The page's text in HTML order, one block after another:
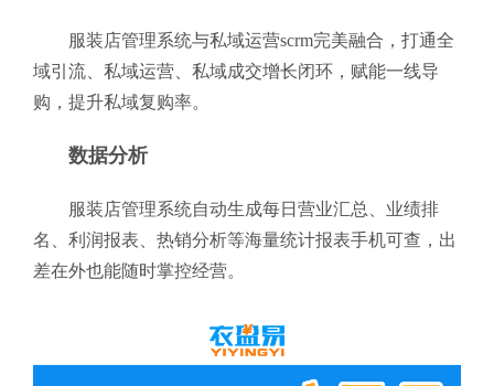
服装店管理系统与私域运营scrm完美融合，打通全
域引流、私域运营、私域成交增长闭环，赋能一线导
购，提升私域复购率。
数据分析
服装店管理系统自动生成每日营业汇总、业绩排
名、利润报表、热销分析等海量统计报表手机可查，出
差在外也能随时掌控经营。